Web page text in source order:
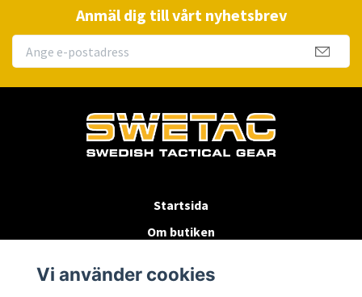
Anmäl dig till vårt nyhetsbrev
Startsida
Om butiken
Byten & Returer
Vi använder cookies